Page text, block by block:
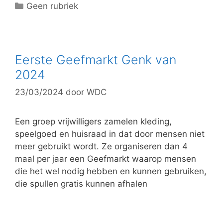
C
g
o
r
i
ë
n
Geen rubriek
Eerste Geefmarkt Genk van
2024
23/03/2024 door WDC
Een groep vrijwilligers zamelen kleding,
speelgoed en huisraad in dat door mensen niet
meer gebruikt wordt. Ze organiseren dan 4
maal per jaar een Geefmarkt waarop mensen
die het wel nodig hebben en kunnen gebruiken,
die spullen gratis kunnen afhalen